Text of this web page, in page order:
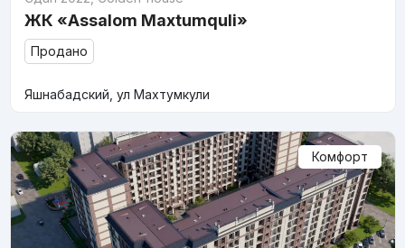
ЖК «Assalom Maxtumquli»
Продано
Яшнабадский, ул Махтумкули
Комфорт